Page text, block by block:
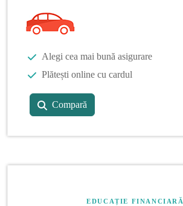
Alegi cea mai bună asigurare
Plătești online cu cardul
Compară
EDUCAȚIE FINANCIARĂ